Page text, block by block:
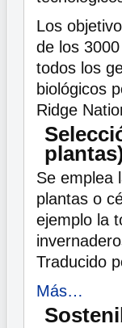
Los
de los
todos los
biológicos
Ridge
Se emplea
plantas o
ejemplo la
Traducido
Más…